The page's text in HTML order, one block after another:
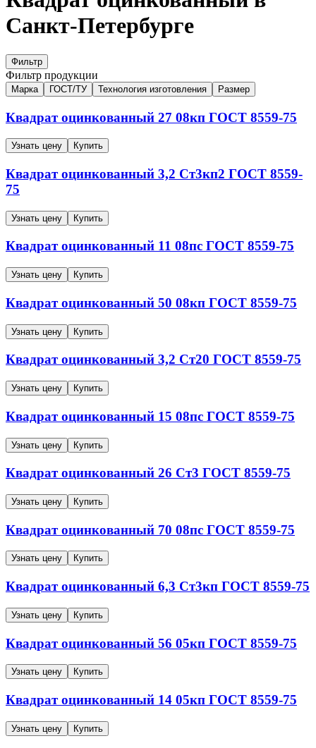
Санкт-Петербурге
Фильтр
Фильтр продукции
Марка ГОСТ/ТУ Технология изготовления Размер
Квадрат оцинкованный 27 08кп ГОСТ 8559-75
Узнать цену Купить
Квадрат оцинкованный 3,2 Ст3кп2 ГОСТ 8559-
75
Узнать цену Купить
Квадрат оцинкованный 11 08пс ГОСТ 8559-75
Узнать цену Купить
Квадрат оцинкованный 50 08кп ГОСТ 8559-75
Узнать цену Купить
Квадрат оцинкованный 3,2 Ст20 ГОСТ 8559-75
Узнать цену Купить
Квадрат оцинкованный 15 08пс ГОСТ 8559-75
Узнать цену Купить
Квадрат оцинкованный 26 Ст3 ГОСТ 8559-75
Узнать цену Купить
Квадрат оцинкованный 70 08пс ГОСТ 8559-75
Узнать цену Купить
Квадрат оцинкованный 6,3 Ст3кп ГОСТ 8559-75
Узнать цену Купить
Квадрат оцинкованный 56 05кп ГОСТ 8559-75
Узнать цену Купить
Квадрат оцинкованный 14 05кп ГОСТ 8559-75
Узнать цену Купить